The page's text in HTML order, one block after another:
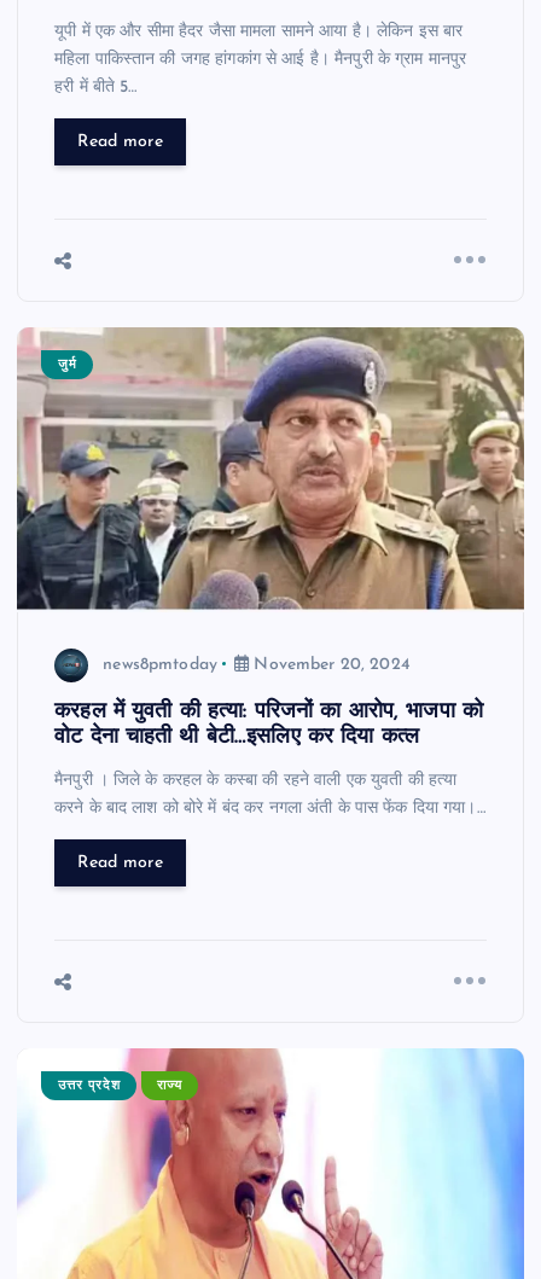
यूपी में एक और सीमा हैदर जैसा मामला सामने आया है। लेकिन इस बार
महिला पाकिस्तान की जगह हांगकांग से आई है। मैनपुरी के ग्राम मानपुर
हरी में बीते 5…
Read more
जुर्म
news8pmtoday November 20, 2024
करहल में युवती की हत्या: परिजनों का आरोप, भाजपा को
वोट देना चाहती थी बेटी…इसलिए कर दिया कत्ल
मैनपुरी । जिले के करहल के कस्बा की रहने वाली एक युवती की हत्या
करने के बाद लाश को बोरे में बंद कर नगला अंती के पास फेंक दिया गया।…
Read more
उत्तर प्रदेश राज्य